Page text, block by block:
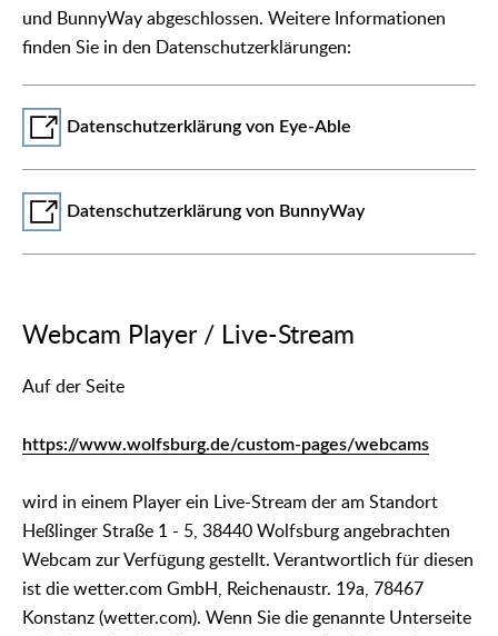
und BunnyWay abgeschlossen. Weitere Informationen
finden Sie in den Datenschutzerklärungen:
Datenschutzerklärung von Eye-Able
Datenschutzerklärung von BunnyWay
Webcam Player / Live-Stream
Auf der Seite
https://www.wolfsburg.de/custom-pages/webcams
wird in einem Player ein Live-Stream der am Standort
Heßlinger Straße 1 - 5, 38440 Wolfsburg angebrachten
Webcam zur Verfügung gestellt. Verantwortlich für diesen
ist die wetter.com GmbH, Reichenaustr. 19a, 78467
Konstanz (wetter.com). Wenn Sie die genannte Unterseite